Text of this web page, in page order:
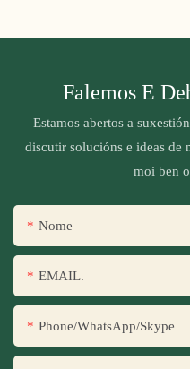
Falemos E
Estamos abertos a
discutir solucións e ideas
moi ben
Nome
EMAIL.
Phone/WhatsApp/Skype